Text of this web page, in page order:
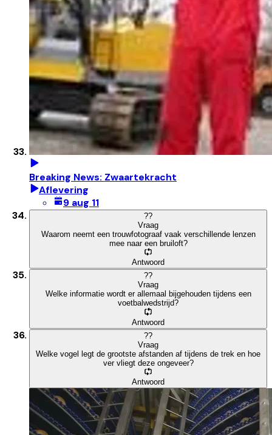
Breaking News: Zwaartekracht
Aflevering
9 aug 11
??
Vraag
Waarom neemt een trouwfotograaf vaak verschillende lenzen
mee naar een bruiloft?
Antwoord
??
Vraag
Welke informatie wordt er allemaal bijgehouden tijdens een
voetbalwedstrijd?
Antwoord
??
Vraag
Welke vogel legt de grootste afstanden af tijdens de trek en hoe
ver vliegt deze ongeveer?
Antwoord